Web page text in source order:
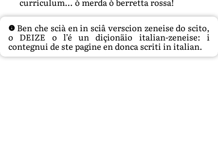
Ben che scià en in sciâ verscion zeneise do scito,
o DEIZE o l’é un diçionäio italian-zeneise: i
contegnui de ste pagine en donca scriti in italian.